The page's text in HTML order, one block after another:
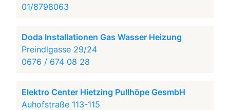
01/8798063
Doda Installationen Gas Wasser Heizung
Preindlgasse 29/24
0676 / 674 08 28
Elektro Center Hietzing Pullhöpe GesmbH
Auhofstraße 113-115